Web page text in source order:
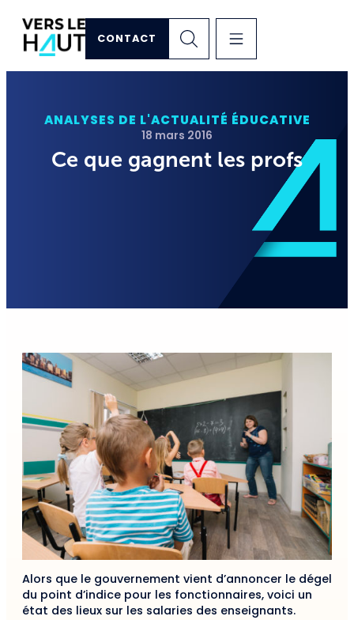
CONTACT
ANALYSES DE L'ACTUALITÉ ÉDUCATIVE
18 mars 2016
Ce que gagnent les profs
Alors que le gouvernement vient d’annoncer le dégel
du point d’indice pour les fonctionnaires, voici un
état des lieux sur les salaries des enseignants.